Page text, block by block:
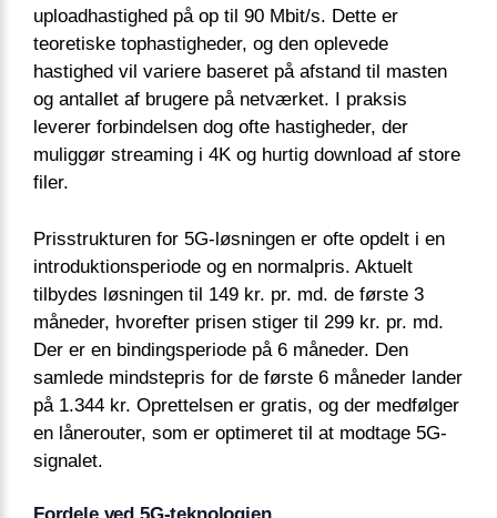
uploadhastighed på op til 90 Mbit/s. Dette er
teoretiske tophastigheder, og den oplevede
hastighed vil variere baseret på afstand til masten
og antallet af brugere på netværket. I praksis
leverer forbindelsen dog ofte hastigheder, der
muliggør streaming i 4K og hurtig download af store
filer.
Prisstrukturen for 5G-løsningen er ofte opdelt i en
introduktionsperiode og en normalpris. Aktuelt
tilbydes løsningen til 149 kr. pr. md. de første 3
måneder, hvorefter prisen stiger til 299 kr. pr. md.
Der er en bindingsperiode på 6 måneder. Den
samlede mindstepris for de første 6 måneder lander
på 1.344 kr. Oprettelsen er gratis, og der medfølger
en lånerouter, som er optimeret til at modtage 5G-
signalet.